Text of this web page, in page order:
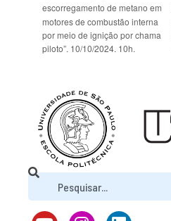
escorregamento de metano em
motores de combustão interna
por meio de ignição por chama
piloto”. 10/10/2024. 10h.